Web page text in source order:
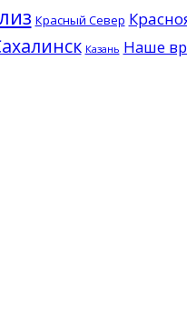
Красный Север
Казань Наше